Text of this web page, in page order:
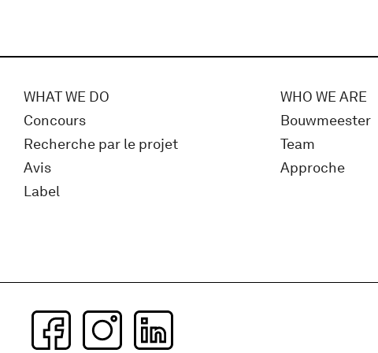
WHAT WE DO
Concours
Recherche par le projet
Avis
Label
WHO WE ARE
Bouwmeester
Team
Approche